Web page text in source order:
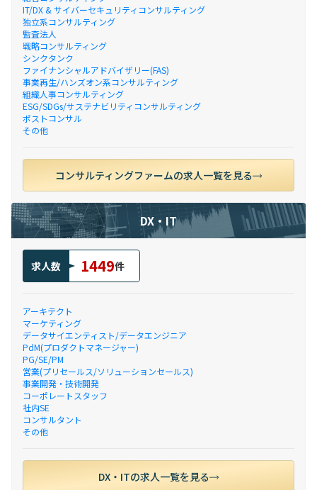
IT/DX & サイバーセキュリティコンサルティング
独立系コンサルティング
監査法人
戦略コンサルティング
シンクタンク
ファイナンシャルアドバイザリー(FAS)
事業再生/ハンズオン系コンサルティング
組織人事コンサルティング
ESG/SDGs/サステナビリティコンサルティング
ポストコンサル
その他
コンサルティングファームの求人一覧を見る
DX・IT
求人数 1449件
アーキテクト
マーケティング
データサイエンティスト/データエンジニア
PdM(プロダクトマネージャー)
PG/SE/PM
営業(プリセールス/ソリューションセールス)
事業開発・技術開発
コーポレートスタッフ
社内SE
コンサルタント
その他
DX・ITの求人一覧を見る